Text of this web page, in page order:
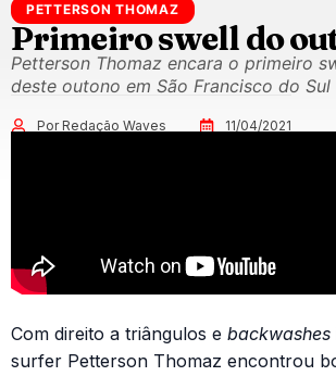
PETTERSON THOMAZ
Primeiro swell do
Petterson Thomaz encara o primeiro
deste outono em São Francisco do Sul
Por Redação Waves 11/04/2021
Com direito a triângulos e backwashes
surfer Petterson Thomaz encontrou